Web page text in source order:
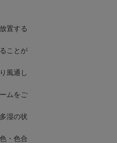
置する
ことが
風通し
ムをご
湿の状
・色合